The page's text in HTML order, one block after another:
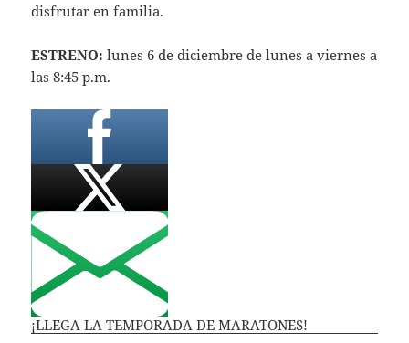
disfrutar en familia.
ESTRENO:lunes 6 de diciembre de lunes a viernes a
las 8:45 p.m.
¡LLEGA LA TEMPORADA DE MARATONES!